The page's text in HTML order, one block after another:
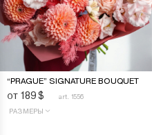
“PRAGUE” SIGNATURE BOUQUET
от 189$ art. 1556
РАЗМЕРЫ